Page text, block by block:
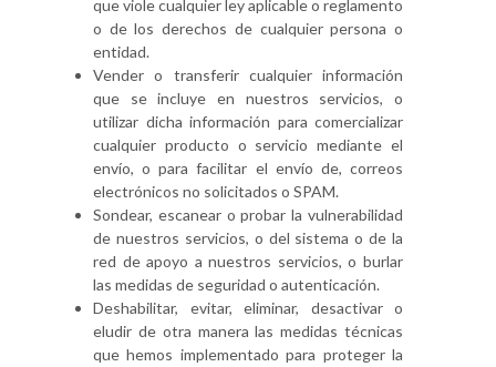
que viole cualquier ley aplicable o reglamento
o de los derechos de cualquier persona o
entidad.
Vender o transferir cualquier información
que se incluye en nuestros servicios, o
utilizar dicha información para comercializar
cualquier producto o servicio mediante el
envío, o para facilitar el envío de, correos
electrónicos no solicitados o SPAM.
Sondear, escanear o probar la vulnerabilidad
de nuestros servicios, o del sistema o de la
red de apoyo a nuestros servicios, o burlar
las medidas de seguridad o autenticación.
Deshabilitar, evitar, eliminar, desactivar o
eludir de otra manera las medidas técnicas
que hemos implementado para proteger la